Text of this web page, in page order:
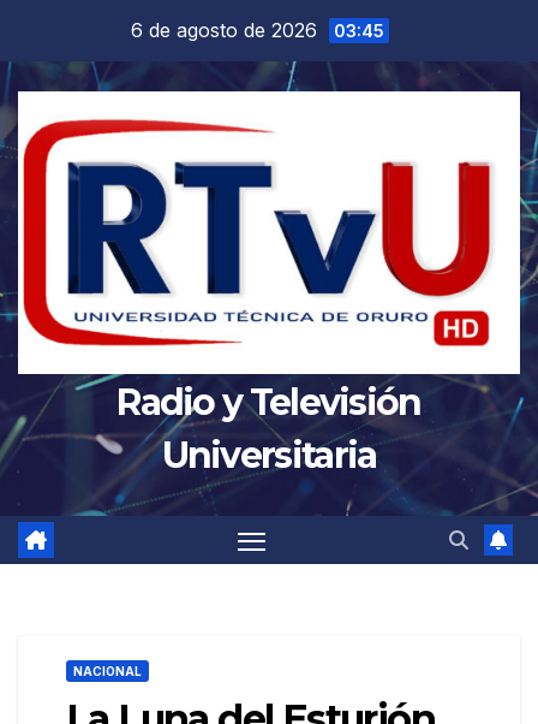
contenido
6 de agosto de 2026 03:45
Radio y Televisión
Universitaria
NACIONAL